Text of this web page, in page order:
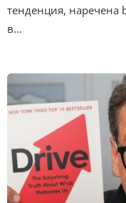
тенденция, наречена
в…